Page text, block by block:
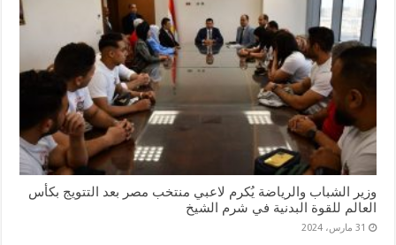
وزير الشباب والرياضة يُكرم لاعبي منتخب مصر بعد التتويج بكأس
العالم للقوة البدنية في شرم الشيخ
31 مارس، 2024